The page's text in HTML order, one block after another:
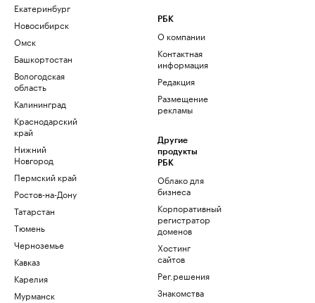
Екатеринбург
Новосибирск
Омск
Башкортостан
Вологодская
область
Калининград
Краснодарский
край
Нижний
Новгород
Пермский край
Ростов-на-Дону
Татарстан
Тюмень
Черноземье
Кавказ
Карелия
Мурманск
РБК
О компании
Контактная
информация
Редакция
Размещение
рекламы
Другие
продукты
РБК
Облако для
бизнеса
Корпоративный
регистратор
доменов
Хостинг
сайтов
Рег.решения
Знакомства